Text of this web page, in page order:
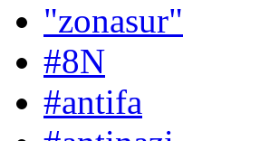
"zonasur"
#8N
#antifa